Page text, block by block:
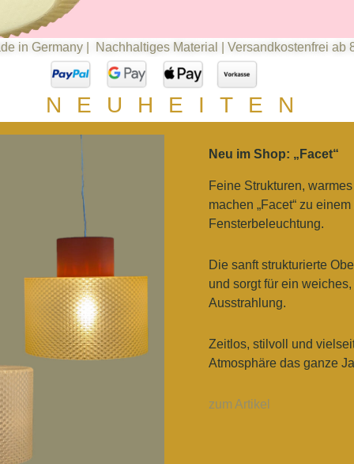
ALS EIN
VERWANDELN KLASSISCHE
– FÜR EIN ZUHAUSE, DAS DAS GANZE
JETZT ENTDECKEN
in Germany | Nachhaltiges Material | Versandkostenfrei ab
NEUHEITEN
Neu im Shop: „Facet“
Feine Strukturen,
machen „Facet“ zu
Fensterbeleuchtung.
Die sanft strukturierte
und sorgt für ein
Ausstrahlung.
Zeitlos, stilvoll und
Atmosphäre das ganze
zum Artikel